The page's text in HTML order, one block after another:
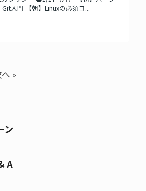
入門 【朝】Linuxの必須コ...
»
ン
A